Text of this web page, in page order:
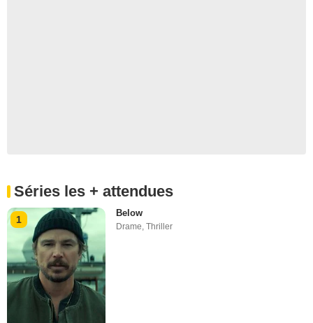
Séries les + attendues
1
Below
Drame ,Thriller